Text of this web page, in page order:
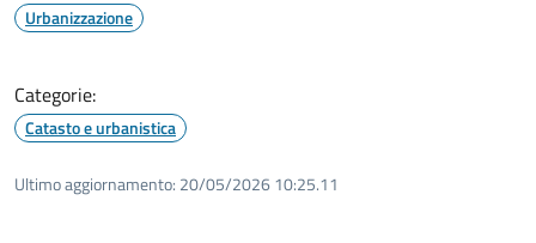
Urbanizzazione
Categorie:
Catasto e urbanistica
Ultimo aggiornamento: 20/05/2026 10:25.11